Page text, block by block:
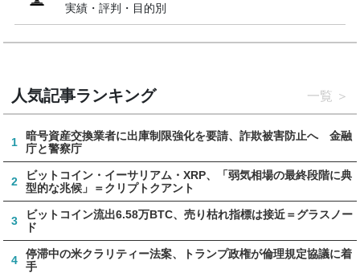
実績・評判・目的別
人気記事ランキング 一覧
1
暗号資産交換業者に出庫制限強化を要請、詐欺被害防止へ 金融
庁と警察庁
2
ビットコイン・イーサリアム・XRP、「弱気相場の最終段階に典
型的な兆候」＝クリプトクアント
3
ビットコイン流出6.58万BTC、売り枯れ指標は接近＝グラスノー
ド
4
停滞中の米クラリティー法案、トランプ政権が倫理規定協議に着
手